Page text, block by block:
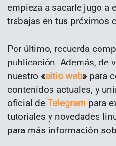
empieza a sacarle jugo a
trabajas en tus próximos
Por último, recuerda
publicación. Además, de
nuestro «sitio web» para
contenidos actuales, y
oficial de Telegram para
tutoriales y novedades
para más información